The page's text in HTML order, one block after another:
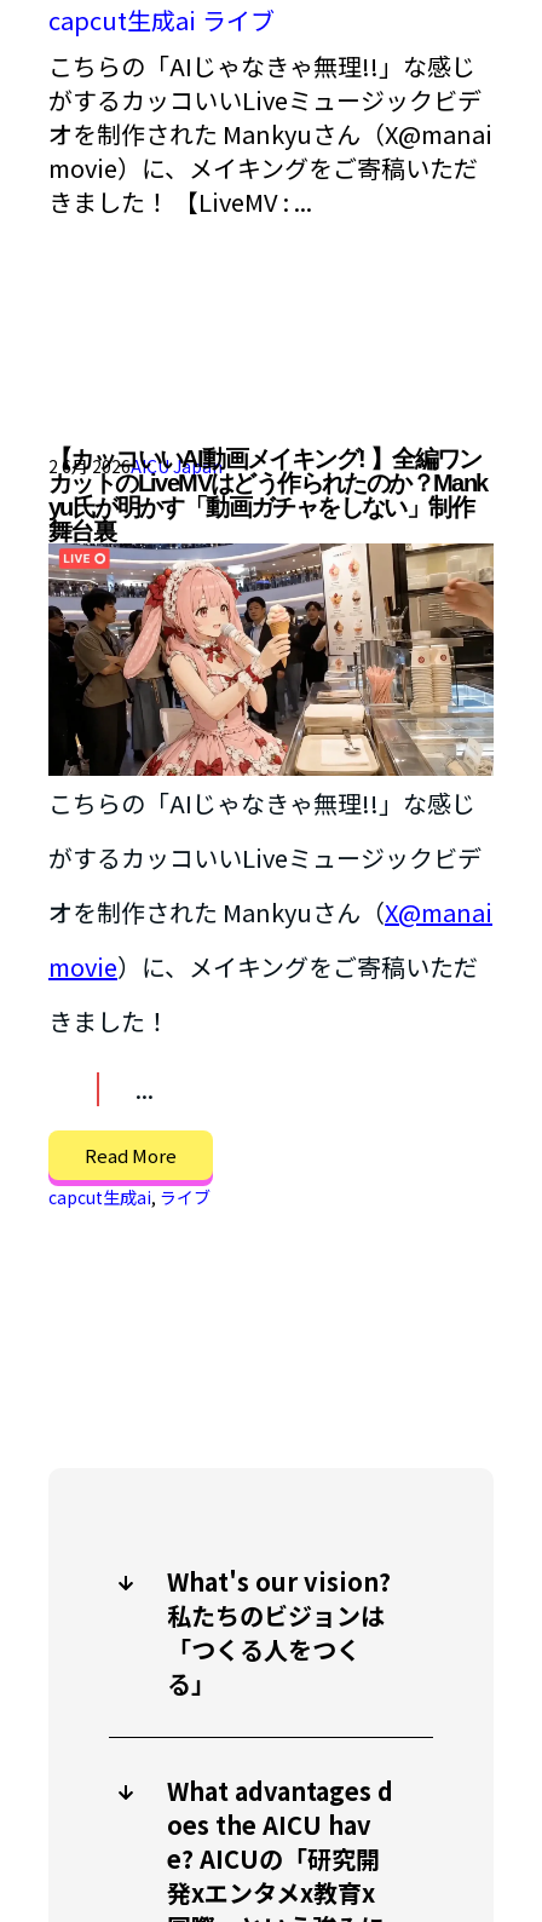
capcut生成ai ライブ
こちらの「AIじゃなきゃ無理!!」な感じ
がするカッコいいLiveミュージックビデ
オを制作された Mankyuさん（X@manai
movie）に、メイキングをご寄稿いただ
きました！ 【LiveMV : ...
【カッコいいAI動画メイキング! 】全編ワン
カットのLiveMVはどう作られたのか？Mank
yu氏が明かす「動画ガチャをしない」制作
舞台裏
2 6月 2026AICU Japan
こちらの「AIじゃなきゃ無理!!」な感じ
がするカッコいいLiveミュージックビデ
オを制作された Mankyuさん（X@manai
movie）に、メイキングをご寄稿いただ
きました！
...
Read More
capcut生成ai, ライブ
What's our vision?
私たちのビジョンは
「つくる人をつく
る」
What advantages d
oes the AICU hav
e? AICUの「研究開
発xエンタメx教育x